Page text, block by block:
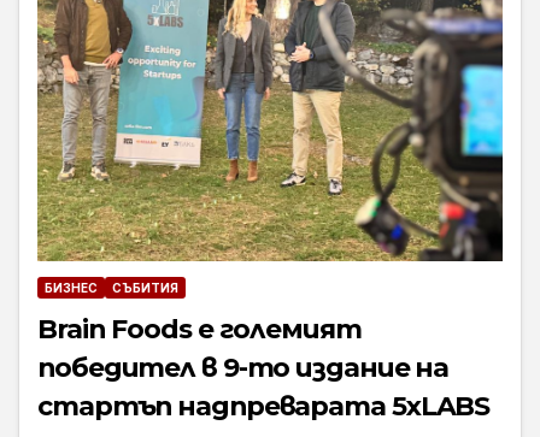
БИЗНЕС СЪБИТИЯ
Brain Foods е големият
победител в 9-то издание на
стартъп надпреварата 5xLABS